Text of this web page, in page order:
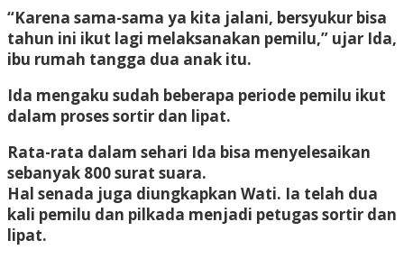
“Karena sama-sama ya kita jalani, bersyukur bisa
tahun ini ikut lagi melaksanakan pemilu,” ujar Ida,
ibu rumah tangga dua anak itu.
Ida mengaku sudah beberapa periode pemilu ikut
dalam proses sortir dan lipat.
Rata-rata dalam sehari Ida bisa menyelesaikan
sebanyak 800 surat suara.
Hal senada juga diungkapkan Wati. Ia telah dua
kali pemilu dan pilkada menjadi petugas sortir dan
lipat.